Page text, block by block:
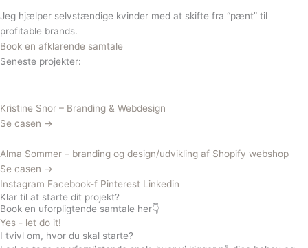
Jeg hjælper selvstændige kvinder med at skifte fra “pænt” til
profitable brands.
Book en afklarende samtale
Seneste projekter:
Kristine Snor – Branding & Webdesign
Se casen →
Alma Sommer – branding og design/udvikling af Shopify webshop
Se casen →
Instagram Facebook-f Pinterest Linkedin
Klar til at starte dit projekt?
Book en uforpligtende samtale her👇
Yes - let do it!
I tvivl om, hvor du skal starte?